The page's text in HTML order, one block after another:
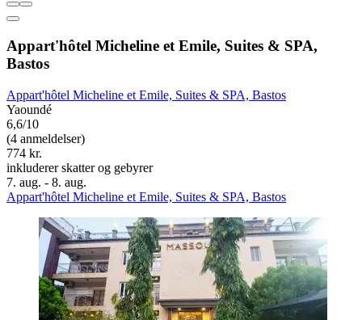
Appart'hôtel Micheline et Emile, Suites & SPA,
Bastos
Appart'hôtel Micheline et Emile, Suites & SPA, Bastos
Yaoundé
6,6/10
(4 anmeldelser)
774 kr.
inkluderer skatter og gebyrer
7. aug. - 8. aug.
Appart'hôtel Micheline et Emile, Suites & SPA, Bastos